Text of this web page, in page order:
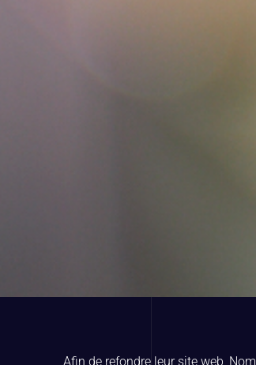
Afin de refondre leur site web,